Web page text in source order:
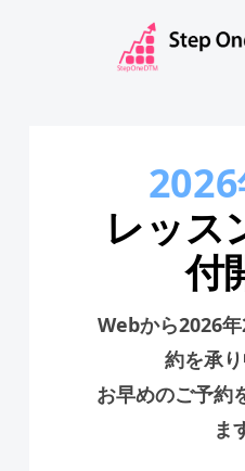
レッス
付
Webから2026
約を承り
お早めのご予約
ま